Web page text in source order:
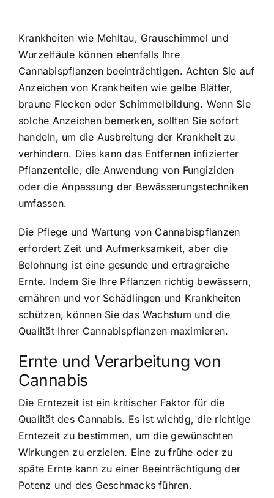
Krankheiten wie Mehltau, Grauschimmel und
Wurzelfäule können ebenfalls Ihre
Cannabispflanzen beeinträchtigen. Achten Sie auf
Anzeichen von Krankheiten wie gelbe Blätter,
braune Flecken oder Schimmelbildung. Wenn Sie
solche Anzeichen bemerken, sollten Sie sofort
handeln, um die Ausbreitung der Krankheit zu
verhindern. Dies kann das Entfernen infizierter
Pflanzenteile, die Anwendung von Fungiziden
oder die Anpassung der Bewässerungstechniken
umfassen.
Die Pflege und Wartung von Cannabispflanzen
erfordert Zeit und Aufmerksamkeit, aber die
Belohnung ist eine gesunde und ertragreiche
Ernte. Indem Sie Ihre Pflanzen richtig bewässern,
ernähren und vor Schädlingen und Krankheiten
schützen, können Sie das Wachstum und die
Qualität Ihrer Cannabispflanzen maximieren.
Ernte und Verarbeitung von
Cannabis
Die Erntezeit ist ein kritischer Faktor für die
Qualität des Cannabis. Es ist wichtig, die richtige
Erntezeit zu bestimmen, um die gewünschten
Wirkungen zu erzielen. Eine zu frühe oder zu
späte Ernte kann zu einer Beeinträchtigung der
Potenz und des Geschmacks führen.